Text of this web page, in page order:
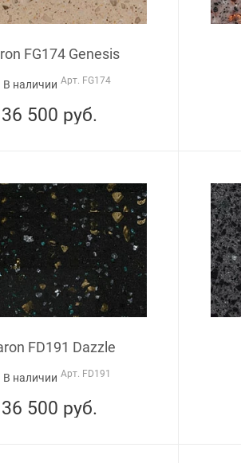
FG174 Genesis
В наличии Арт. FG174
36 500 руб.
FD191 Dazzle
В наличии Арт. FD191
36 500 руб.